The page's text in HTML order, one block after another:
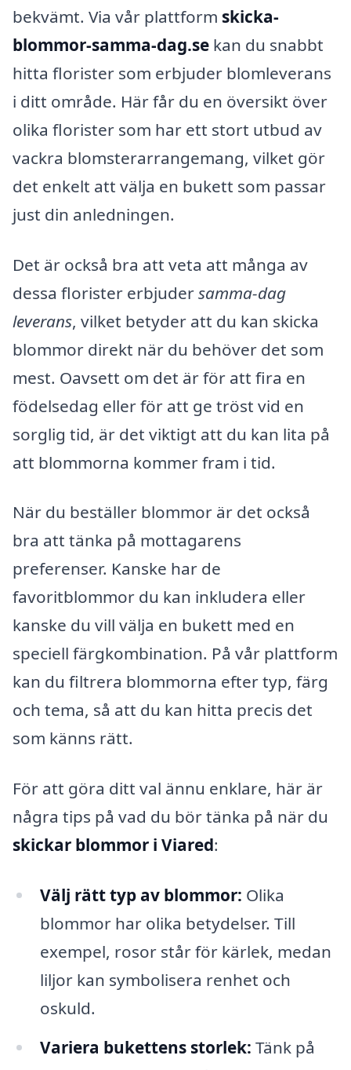
bekvämt. Via vår plattform skicka-
blommor-samma-dag.se kan du snabbt
hitta florister som erbjuder blomleverans
i ditt område. Här får du en översikt över
olika florister som har ett stort utbud av
vackra blomsterarrangemang, vilket gör
det enkelt att välja en bukett som passar
just din anledningen.
Det är också bra att veta att många av
dessa florister erbjudersamma-dag
leverans, vilket betyder att du kan skicka
blommor direkt när du behöver det som
mest. Oavsett om det är för att fira en
födelsedag eller för att ge tröst vid en
sorglig tid, är det viktigt att du kan lita på
att blommorna kommer fram i tid.
När du beställer blommor är det också
bra att tänka på mottagarens
preferenser. Kanske har de
favoritblommor du kan inkludera eller
kanske du vill välja en bukett med en
speciell färgkombination. På vår plattform
kan du filtrera blommorna efter typ, färg
och tema, så att du kan hitta precis det
som känns rätt.
För att göra ditt val ännu enklare, här är
några tips på vad du bör tänka på när du
skickar blommor i Viared:
Välj rätt typ av blommor: Olika
blommor har olika betydelser. Till
exempel, rosor står för kärlek, medan
liljor kan symbolisera renhet och
oskuld.
Variera bukettens storlek: Tänk på